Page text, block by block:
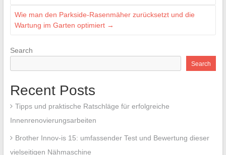
Wie man den Parkside-Rasenmäher zurücksetzt und die
Wartung im Garten optimiert →
Search
Search
Recent Posts
Tipps und praktische Ratschläge für erfolgreiche
Innenrenovierungsarbeiten
Brother Innov-is 15: umfassender Test und Bewertung dieser
vielseitigen Nähmaschine